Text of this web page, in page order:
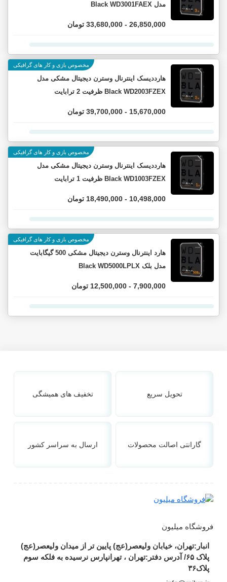
مدل Black WD3001FAEX
26,850,000 - 33,680,000 تومان
مخصوص بازی و کار های گرافیکی
هارددیسک اینترنال وسترن دیجیتال مشکی مدل
Black WD2003FZEX ظرفیت 2 ترابایت
15,670,000 - 39,700,000 تومان
مخصوص بازی و کار های گرافیکی
هارددیسک اینترنال وسترن دیجیتال مشکی مدل
Black WD1003FZEX ظرفیت 1 ترابایت
10,498,000 - 18,490,000 تومان
مخصوص بازی و کار های گرافیکی
هارد اینترنال وسترن دیجیتال مشکی 500 گیگابایت
مدل بلک Black WD5000LPLX
7,900,000 - 12,500,000 تومان
تحویل سریع تخفیف های همیشگی
گارانتی اصالت محصولات ارسال به سراسر کشور
فروشگاه میلیون
انبار:تهران، خیابان ولیعصر(عج) پایین تر از میدان ولیعصر(عج)
پلاک ۶۵/ آدرس دفتر:تهران ، تهرانپارس نرسیده به فلکه سوم
پلاک۳۶